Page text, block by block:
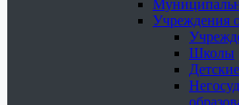
Учреждения
Школы